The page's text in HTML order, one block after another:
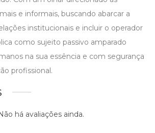
e informais, buscando abarcar a
institucionais e incluir o operador
como sujeito passivo amparado
na sua essência e com segurança
profissional.
há avaliações ainda.